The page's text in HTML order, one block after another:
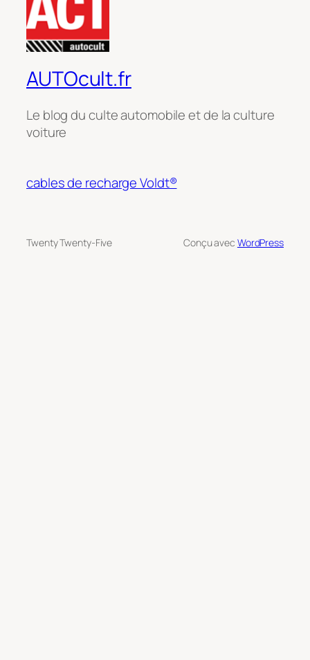
AUTOcult.fr
Le blog du culte automobile et de la culture
voiture
cables de recharge Voldt®
Twenty Twenty-Five Conçu avec WordPress